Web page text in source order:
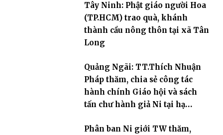
Tây Ninh: Phật giáo người Hoa
(TP.HCM) trao quà, khánh
thành cầu nông thôn tại xã Tân
Long
Quảng Ngãi: TT.Thích Nhuận
Pháp thăm, chia sẻ công tác
hành chính Giáo hội và sách
tấn chư hành giả Ni tại hạ
tỉnh
Phân ban Ni giới TW thăm,